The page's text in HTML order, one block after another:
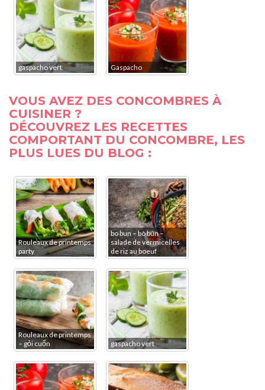
gaspacho vert Gaspacho
VOUS AVEZ DES CONCOMBRES À
CUISINER ?
DÉCOUVREZ LES RECETTES
COMPORTANT DU CONCOMBRE, LES
PLUS LUES DU BLOG :
Rouleaux de printemps
party
bo bun – bò bún –
salade de vermicelles
de riz au boeuf
Rouleaux de printemps
– gỏi cuốn
gaspacho vert